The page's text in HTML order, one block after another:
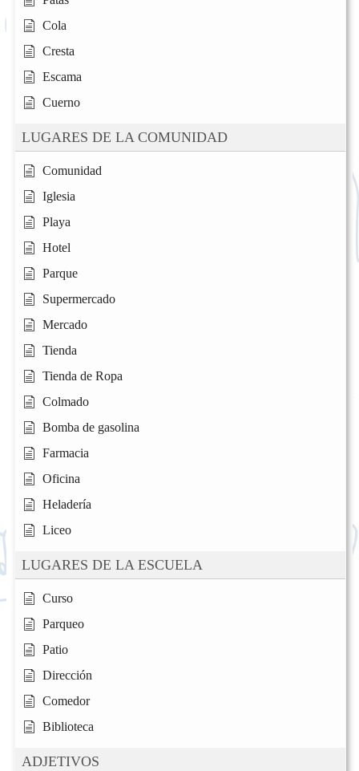
Cola
Cresta
Escama
Cuerno
LUGARES DE LA COMUNIDAD
Comunidad
Iglesia
Playa
Hotel
Parque
Supermercado
Mercado
Tienda
Tienda de Ropa
Colmado
Bomba de gasolina
Farmacia
Oficina
Heladería
Liceo
LUGARES DE LA ESCUELA
Curso
Parqueo
Patio
Dirección
Comedor
Biblioteca
ADJETIVOS